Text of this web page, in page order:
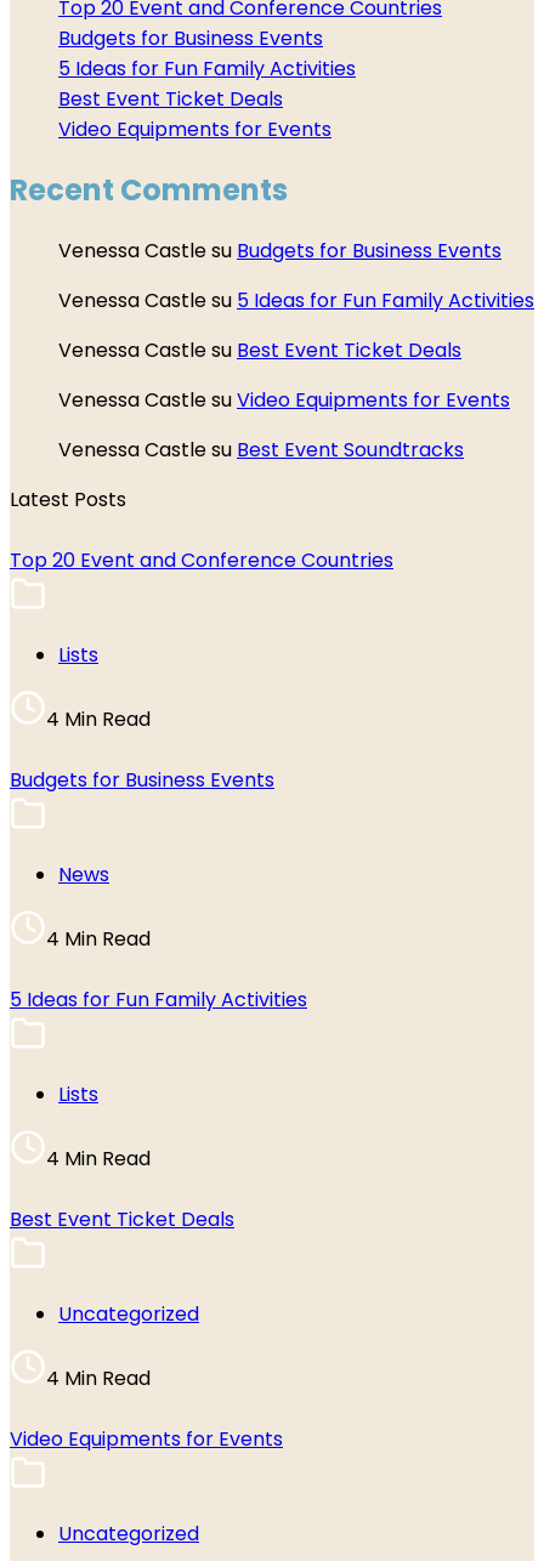
Top 20 Event and Conference Countries
Budgets for Business Events
5 Ideas for Fun Family Activities
Best Event Ticket Deals
Video Equipments for Events
Recent Comments
Venessa Castlesu Budgets for Business Events
Venessa Castlesu 5 Ideas for Fun Family Activities
Venessa Castlesu Best Event Ticket Deals
Venessa CastlesuVideo Equipments for Events
Venessa Castlesu Best Event Soundtracks
Latest Posts
Top 20 Event and Conference Countries
Lists
4 Min Read
Budgets for Business Events
News
4 Min Read
5 Ideas for Fun Family Activities
Lists
4 Min Read
Best Event Ticket Deals
Uncategorized
4 Min Read
Video Equipments for Events
Uncategorized